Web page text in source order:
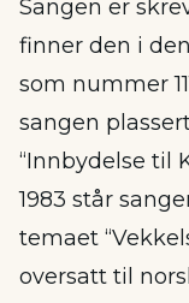
Sangen er
finner den i
som nummer
sangen
“Innbydelse til
1983 står
temaet
oversatt til